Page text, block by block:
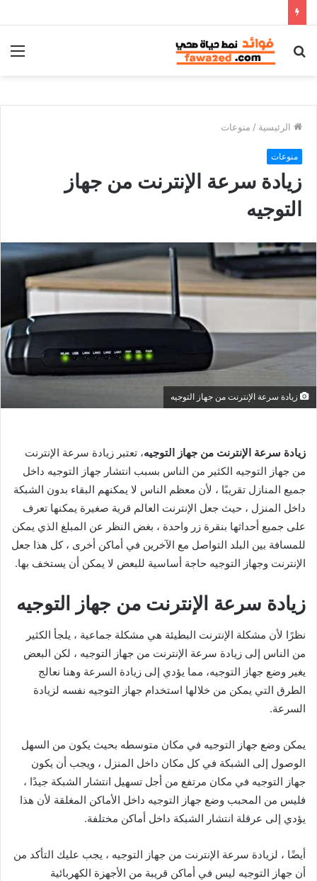
بحث
الرئيسية / منوعات
منوعات
زيادة سرعة الإنترنت من جهاز
التوجيه
زيادة سرعة الإنترنت من جهاز التوجيه
زيادة سرعة الإنترنت من جهاز التوجيه، تعتبر زيادة سرعة الإنترنت
من جهاز التوجيه الكثير من الناس بسبب انتشار جهاز التوجيه داخل
جميع المنازل تقريبًا ، لأن معظم الناس لا يمكنهم البقاء بدون الشبكة
داخل المنزل ، حيث جعل الإنترنت العالم قرية صغيرة يمكنها تعرف
على جميع أحداثها بنقرة زر واحدة ، بغض النظر عن المبلغ الذي يمكن
للمسافة بين البلد التواصل مع الآخرين في أماكن أخرى ، كل هذا جعل
الإنترنت وجهاز التوجيه حاجة أساسية للبعض لا يمكن أن يستخف بها.
زيادة سرعة الإنترنت من جهاز التوجيه
نظرًا لأن مشكلة الإنترنت البطيئة هي مشكلة جماعية ، يلجأ الكثير
من الناس إلى زيادة سرعة الإنترنت من جهاز التوجيه ، لكن البعض
يغير وضع جهاز التوجيه، مما يؤدي إلى زيادة السرعة وهنا نعالج
الطرق التي يمكن من خلالها استخدام جهاز التوجيه نفسه لزيادة
السرعة.
يمكن وضع جهاز التوجيه في مكان متوسطه بحيث يكون من السهل
الوصول إلى الشبكة في كل مكان داخل المنزل ، ويجب أن يكون
جهاز التوجيه في مكان مرتفع من أجل تسهيل انتشار الشبكة جيدًا ،
فليس من المحبب وضع جهاز التوجيه داخل الأماكن المغلقة لأن هذا
يؤدي إلى عرقلة انتشار الشبكة داخل أماكن مختلفة.
أيضًا ، لزيادة سرعة الإنترنت من جهاز التوجيه ، يجب عليك التأكد من
أن جهاز التوجيه ليس في أماكن قريبة من الأجهزة الكهربائية